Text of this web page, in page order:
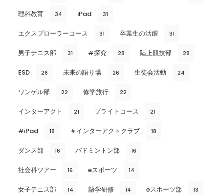
理科教育 34 iPad 31
エクスプローラーコース 31 卒業生の活躍 31
男子テニス部 31 #探究 28 陸上競技部 28
ESD 26 未来の語り場 26 生徒会活動 24
ワンゲル部 22 修学旅行 22
インターアクト 21 ブライトコース 21
#iPad 18 ＃インターアクトクラブ 18
ダンス部 16 バドミントン部 16
社会科ツアー 16 eスポーツ 14
女子テニス部 14 語学研修 14 eスポーツ部 13